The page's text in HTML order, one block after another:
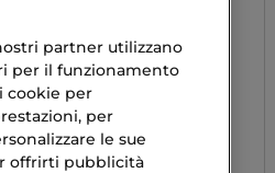
partner utilizzano
per il funzionamento
cookie per
per
le sue
offrirti pubblicità